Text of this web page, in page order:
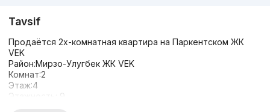
Tavsif
Продаётся 2х-комнатная квартира на Паркентском ЖК
VEK
Район:Мирзо-Улугбек ЖК VEK
Комнат:2
Этаж:4
Этажность: 9